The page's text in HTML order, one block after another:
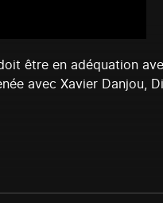
être en adéquation
avec Xavier Danjou,